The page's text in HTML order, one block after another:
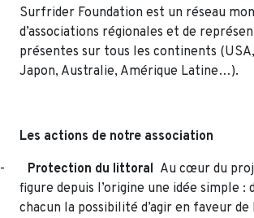
Surfrider Foundation est un réseau
d’associations régionales et de
présentes sur tous les continents
Japon, Australie, Amérique Latine…).
Les actions de notre association
- Protection du littoral Au cœur du
figure depuis l’origine une idée simple :
chacun la possibilité d’agir en faveur